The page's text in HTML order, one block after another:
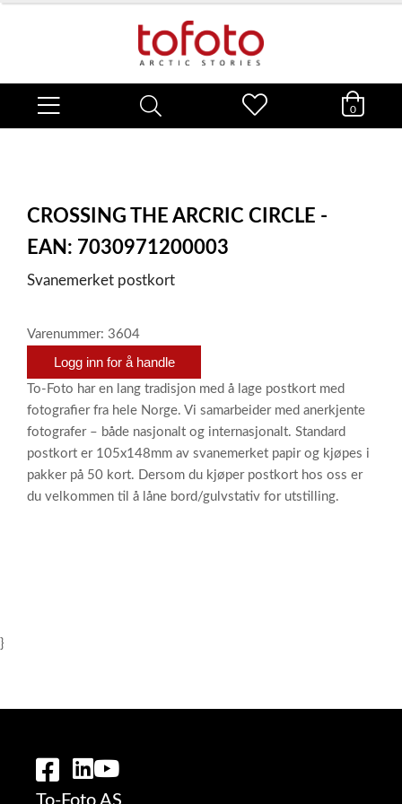
0
CROSSING THE ARCRIC CIRCLE -
EAN: 7030971200003
Svanemerket postkort
Varenummer: 3604
Logg inn for å handle
To-Foto har en lang tradisjon med å lage postkort med
fotografier fra hele Norge. Vi samarbeider med anerkjente
fotografer – både nasjonalt og internasjonalt. Standard
postkort er 105x148mm av svanemerket papir og kjøpes i
pakker på 50 kort. Dersom du kjøper postkort hos oss er
du velkommen til å låne bord/gulvstativ for utstilling.
}
To-Foto AS